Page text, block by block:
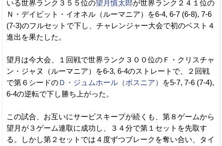
いる世界ランク３５５位の望月慎太郎が世界ランク２４１位の
Ｎ・デイビット・イオネル（ルーマニア）を6-4, 6-7 (6-8), 7-6
(7-3)のフルセットで下し、チャレンジャー大会で初のベスト４
進出を果たした。
望月は今大会、１回戦で世界ランク３００位のＦ・クリスチャ
ン・ジャヌ（ルーマニア）を6-3, 6-4のストレートで、２回戦
で第６シードのＤ・ジュムホール（ボスニア）
を5-7, 7-6 (7-4),
6-4の逆転で下し勝ち上がった。
この試合、お互いにサービスキープが続くも、第８ゲームから
望月が３ゲーム連取に成功し、３４分で第１セットを先取す
る。しかし第２セットでは４度ずつブレークを奪い合い、タイ